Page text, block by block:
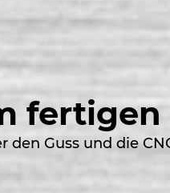
fertigen
Guss und die